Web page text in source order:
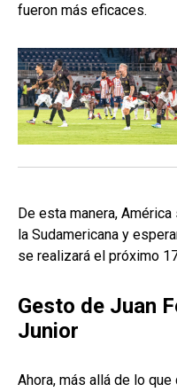
fueron más eficaces.
De esta manera,
la Sudamericana y
se realizará el próximo
Gesto de Juan
Junior
Ahora, más allá de lo